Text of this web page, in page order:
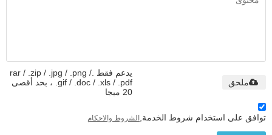
يدعم فقط .rar / .zip / .jpg / .png /
.gif / .doc / .xls / .pdf ، بحد أقصى
20 ميجا
ملحق
توافق على استخدام شروط الخدمة, الشروط والاحكام